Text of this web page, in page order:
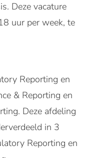
Deze vacature
uur per week, te
Reporting en
& Reporting en
Deze afdeling
in 3
Reporting en